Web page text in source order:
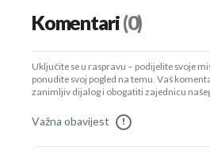
Komentari(0)
Uključite se u raspravu – podijelite svoje
ponudite svoj pogled na temu. Vaš
zanimljiv dijalog i obogatiti zajednicu
Važna obavijest !